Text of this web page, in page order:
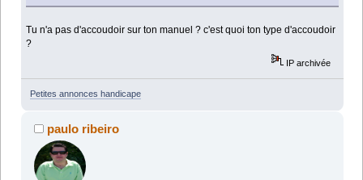
Tu n'a pas d'accoudoir sur ton manuel ? c'est quoi ton type d'accoudoir
?
IP archivée
Petites annonces handicape
paulo ribeiro